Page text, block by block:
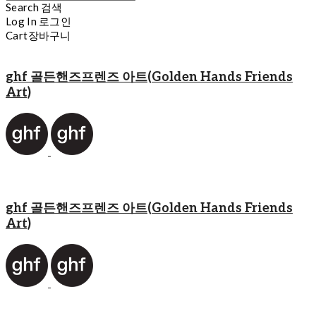
Search 검색
Log In 로그인
Cart장바구니
ghf 골든핸즈프렌즈 아트(Golden Hands Friends
Art)
ghf 골든핸즈프렌즈 아트(Golden Hands Friends
Art)